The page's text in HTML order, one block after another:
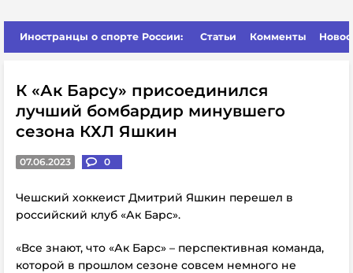
Иностранцы о спорте России: Статьи Комменты
К «Ак Барсу» присоединился
лучший бомбардир минувшего
сезона КХЛ Яшкин
07.06.2023 0
Чешский хоккеист Дмитрий Яшкин перешел в
российский клуб «Ак Барс».
«Все знают, что «Ак Барс» – перспективная команда,
которой в прошлом сезоне совсем немного не